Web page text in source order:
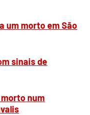
um morto em São
sinais de
num